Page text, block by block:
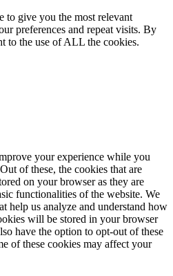
to give you the most relevant
preferences and repeat visits. By
to the use of ALL the cookies.
your experience while you
of these, the cookies that are
on your browser as they are
functionalities of the website. We
help us analyze and understand how
will be stored in your browser
have the option to opt-out of these
of these cookies may affect your